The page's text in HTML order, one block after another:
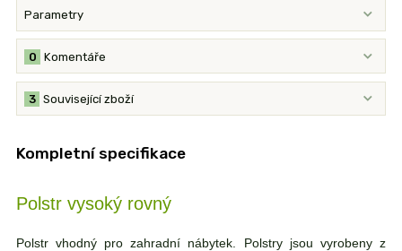
Parametry
Komentáře
0
Související zboží
3
Kompletní specifikace
Polstr vysoký rovný
Polstr vhodný pro zahradní nábytek. Polstry jsou vyrobeny z